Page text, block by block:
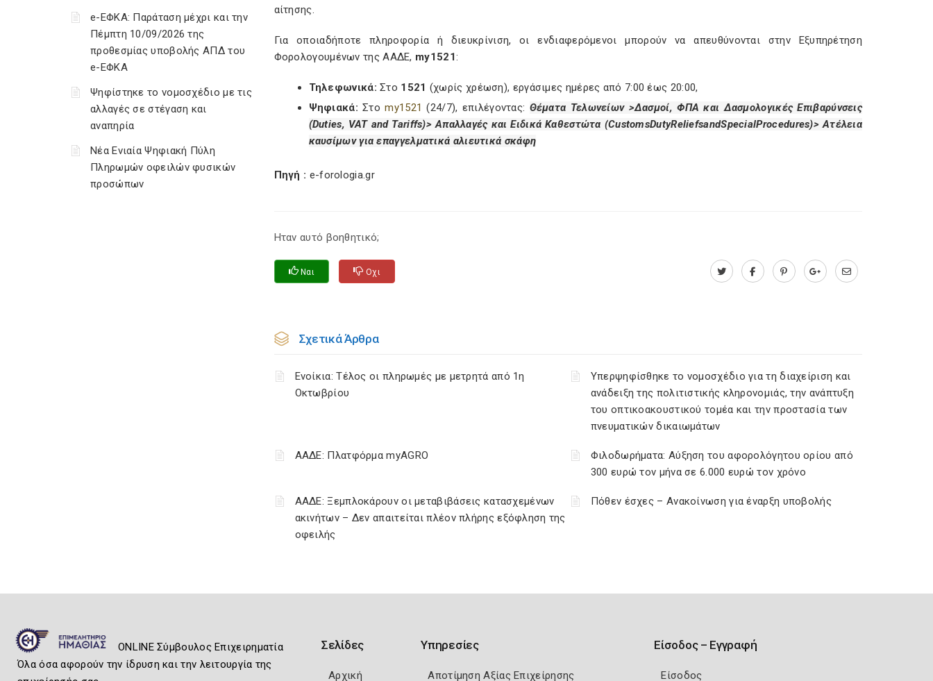
e-ΕΦΚΑ: Παράταση μέχρι και την
Πέμπτη 10/09/2026 της
προθεσμίας υποβολής ΑΠΔ του
e-ΕΦΚΑ
Ψηφίστηκε το νομοσχέδιο με τις
αλλαγές σε στέγαση και
αναπηρία
Νέα Ενιαία Ψηφιακή Πύλη
Πληρωμών οφειλών φυσικών
προσώπων
αίτησης.
Για οποιαδήποτε πληροφορία ή διευκρίνιση, οι ενδιαφερόμενοι μπορούν να απευθύνονται στην Εξυπηρέτηση
Φορολογουμένων της ΑΑΔΕ, my1521:
Τηλεφωνικά: Στο 1521 (χωρίς χρέωση), εργάσιμες ημέρες από 7:00 έως 20:00,
Ψηφιακά: Στοmy1521 (24/7), επιλέγοντας: Θέματα Τελωνείων >Δασμοί, ΦΠΑ και Δασμολογικές Επιβαρύνσεις
(Duties, VAT and Tariffs)> Απαλλαγές και Ειδικά Καθεστώτα (CustomsDutyReliefsandSpecialProcedures)> Ατέλεια
καυσίμων για επαγγελματικά αλιευτικά σκάφη
Πηγή : e-forologia.gr
Ηταν αυτό βοηθητικό;
Ναι Οχι
Σχετικά Άρθρα
Ενοίκια: Τέλος οι πληρωμές με μετρητά από 1η
Οκτωβρίου
Υπερψηφίσθηκε το νομοσχέδιο για τη διαχείριση και
ανάδειξη της πολιτιστικής κληρονομιάς, την ανάπτυξη
του οπτικοακουστικού τομέα και την προστασία των
πνευματικών δικαιωμάτων
ΑΑΔΕ: Πλατφόρμα myAGRO
Φιλοδωρήματα: Αύξηση του αφορολόγητου ορίου από
300 ευρώ τον μήνα σε 6.000 ευρώ τον χρόνο
ΑΑΔΕ: Ξεμπλοκάρουν οι μεταβιβάσεις κατασχεμένων
ακινήτων – Δεν απαιτείται πλέον πλήρης εξόφληση της
οφειλής
Πόθεν έσχες – Ανακοίνωση για έναρξη υποβολής
ONLINE Σύμβουλος Επιχειρηματία
Όλα όσα αφορούν την ίδρυση και την λειτουργία της
Σελίδες
Αρχική
Υπηρεσίες
Αποτίμηση Αξίας Επιχείρησης
Είσοδος – Εγγραφή
Είσοδος